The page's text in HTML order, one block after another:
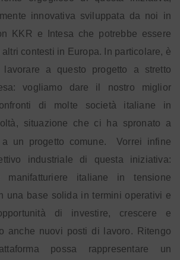
innovativa sviluppata da noi in
KKR e Intesa che potrebbe essere
contesti in Europa. In particolare, è
a questo progetto a stretto
vogliamo dare il nostro miglior
di molte società italiane in
situazione che ci ha spronato a
a un progetto comune.
Vorrei infine
industriale di questa iniziativa:
italiane in tensione
una base solida in termini operativi e
di investire, crescere e
anche nuovi posti di lavoro. Ritengo
possa rappresentare un